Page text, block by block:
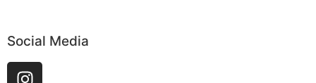
Social Media